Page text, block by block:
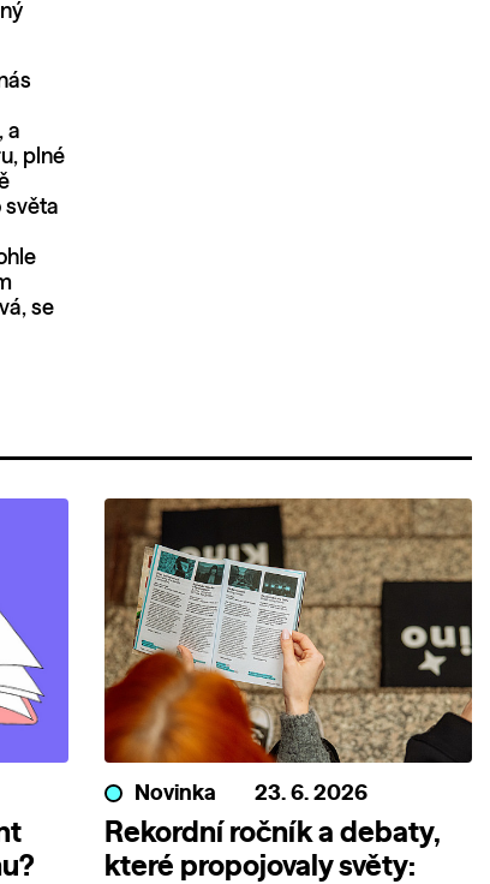
a
plné
světa
se
Novinka 23. 6. 2026
Rekordní ročník a debaty,
které propojovaly světy: